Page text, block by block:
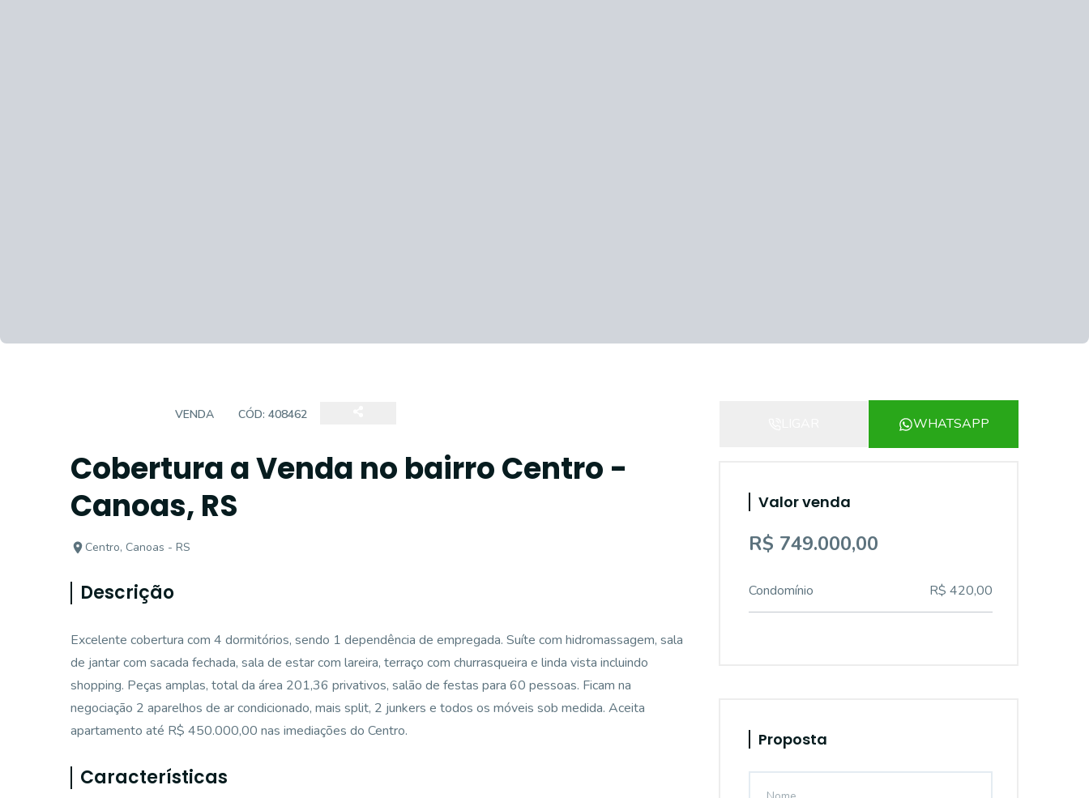
VENDA CÓD: 408462
Cobertura a Venda no bairro Centro -
Canoas, RS
Centro, Canoas - RS
Descrição
Excelente cobertura com 4 dormitórios, sendo 1 dependência de empregada. Suíte com hidromassagem, sala
de jantar com sacada fechada, sala de estar com lareira, terraço com churrasqueira e linda vista incluindo
shopping. Peças amplas, total da área 201,36 privativos, salão de festas para 60 pessoas. Ficam na
negociação 2 aparelhos de ar condicionado, mais split, 2 junkers e todos os móveis sob medida. Aceita
apartamento até R$ 450.000,00 nas imediações do Centro.
Características
WHATSAPP
Valor venda
R$ 749.000,00
Condomínio R$ 420,00
Proposta